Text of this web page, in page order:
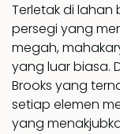
Terletak di lahan
persegi yang
megah,
yang luar biasa.
Brooks yang
setiap elemen
yang